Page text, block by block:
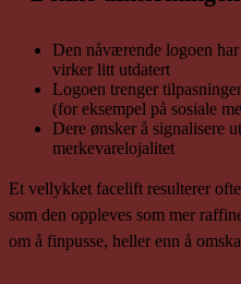
Den nåværende logoen
virker litt utdatert
Logoen trenger
(for eksempel på sosiale
Dere ønsker å signalisere
merkevarelojalitet
Et vellykket facelift resulterer
som den oppleves som mer
om å finpusse, heller enn å